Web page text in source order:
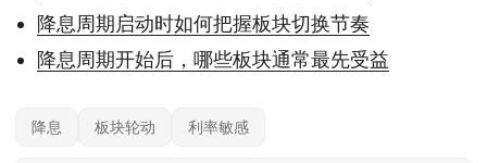
降息周期启动时如何把握板块切换节奏
降息周期开始后，哪些板块通常最先受益
降息 板块轮动 利率敏感